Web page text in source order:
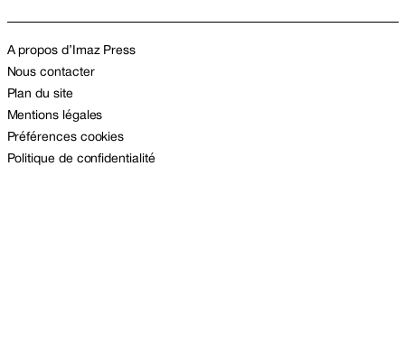
A propos d’Imaz Press
Nous contacter
Plan du site
Mentions légales
Préférences cookies
Politique de confidentialité